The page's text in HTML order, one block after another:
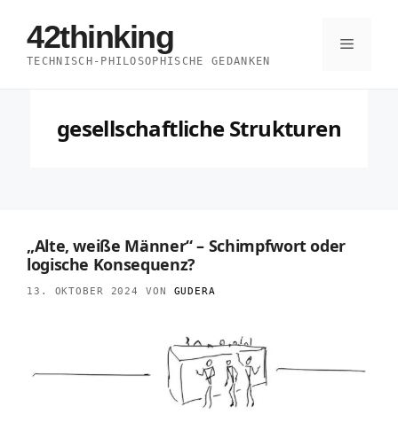
Inhalt
springen
42thinking
TECHNISCH-PHILOSOPHISCHE GEDANKEN
Menü
gesellschaftliche Strukturen
„Alte, weiße Männer“ – Schimpfwort oder
logische Konsequenz?
13. OKTOBER 2024 VON GUDERA